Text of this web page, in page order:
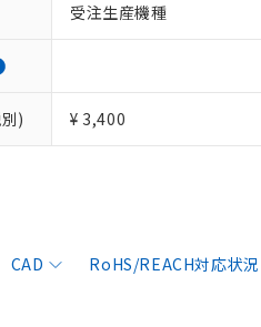
受注生産機種
) ¥ 3,400
CAD RoHS/REACH対応状況